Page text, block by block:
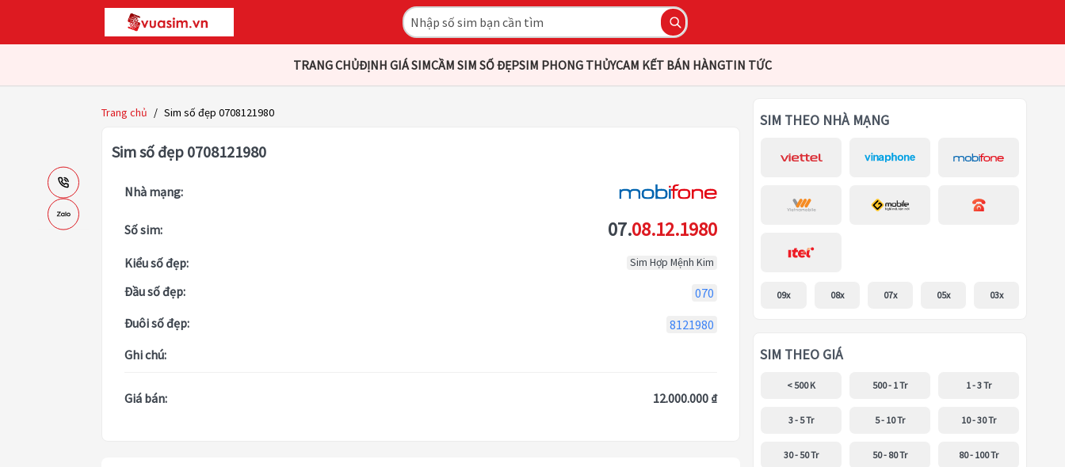
TRANG CHỦĐỊNH GIÁ SIMCẦM SIM SỐ ĐẸPSIM PHONG THỦYCAM KẾT BÁN HÀNGTIN TỨC
Trang chủ / Sim số đẹp 0708121980
Sim số đẹp 0708121980
Nhà mạng:
Số sim: 07.08.12.1980
Kiểu số đẹp: Sim Hợp Mệnh Kim
Đầu số đẹp:
070
Đuôi số đẹp:
8121980
Ghi chú:
Giá bán: 12.000.000 ₫
SIM THEO NHÀ MẠNG
09x 08x 07x 05x 03x
SIM THEO GIÁ
< 500 K 500 - 1 Tr 1 - 3 Tr
3 - 5 Tr 5 - 10 Tr 10 - 30 Tr
30 - 50 Tr 50 - 80 Tr 80 - 100 Tr